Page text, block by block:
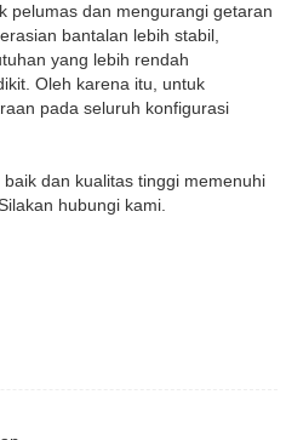
pelumas dan mengurangi getaran
bantalan lebih stabil,
yang lebih rendah
Oleh karena itu, untuk
pada seluruh konfigurasi
dan kualitas tinggi memenuhi
hubungi kami.